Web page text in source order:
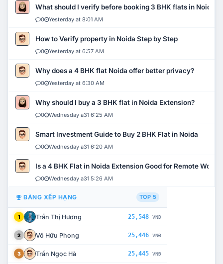
What should I verify before booking 3 BHK flats in Noida?
0 Yesterday at 8:01 AM
How to Verify property in Noida Step by Step
0 Yesterday at 6:57 AM
Why does a 4 BHK flat Noida offer better privacy?
0 Yesterday at 6:30 AM
Why should I buy a 3 BHK flat in Noida Extension?
0 Wednesday a31 6:25 AM
Smart Investment Guide to Buy 2 BHK Flat in Noida
0 Wednesday a31 6:20 AM
Is a 4 BHK Flat in Noida Extension Good for Remote Work?
0 Wednesday a31 5:26 AM
BẢNG XẾP HẠNG TOP 5
1 Trần Thị Hương 25,548 VNĐ
2 Võ Hữu Phong 25,446 VNĐ
3 Trần Ngọc Hà 25,445 VNĐ